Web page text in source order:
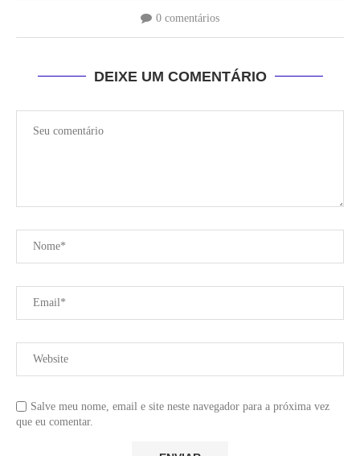
0 comentários
DEIXE UM COMENTÁRIO
Salve meu nome, email e site neste navegador para a próxima vez
que eu comentar.